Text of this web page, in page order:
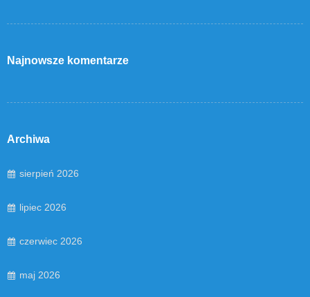
Najnowsze komentarze
Archiwa
sierpień 2026
lipiec 2026
czerwiec 2026
maj 2026